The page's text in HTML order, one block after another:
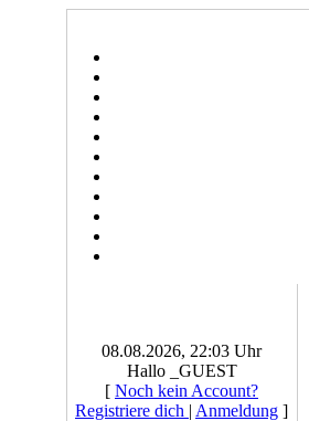
08.08.2026, 22:03 Uhr
Hallo _GUEST
[ Noch kein Account?
Registriere dich | Anmeldung ]